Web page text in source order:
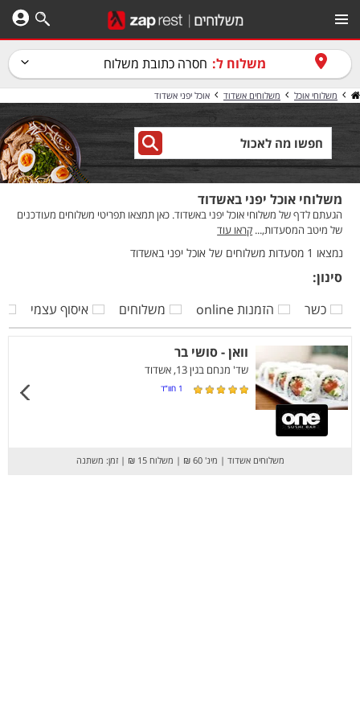
משלוח ל: חסרה כתובת משלוח
משלוחי אוכל משלוחים אשדוד אוכל יפני אשדוד
משלוחי אוכל יפני באשדוד
הגעתם לדף של משלוחי אוכל יפני באשדוד. כאן תמצאו תפריטי משלוחים מעודכנים
של מיטב המסעדות,... קראו עוד
נמצאו 1 מסעדות משלוחים של אוכל יפני באשדוד
סינון:
כשר
הזמנות online משלוחים איסוף עצמי
וואן - סושי בר
שד' מנחם בגין 13, אשדוד
1 חוו”ד
משלוחים אשדוד | מינ' 60 ₪ | משלוח 15 ₪ | זמן: משתנה